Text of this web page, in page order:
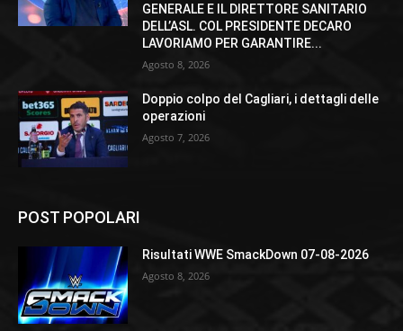
GENERALE E IL DIRETTORE SANITARIO
DELL’ASL. COL PRESIDENTE DECARO
LAVORIAMO PER GARANTIRE...
Agosto 8, 2026
Doppio colpo del Cagliari, i dettagli delle
operazioni
Agosto 7, 2026
POST POPOLARI
Risultati WWE SmackDown 07-08-2026
Agosto 8, 2026